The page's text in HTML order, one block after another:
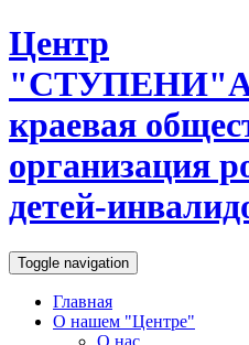
Центр
"СТУПЕНИ"
краевая
организация
детей-
Toggle navigation
Главная
О нашем "Центре"
О нас